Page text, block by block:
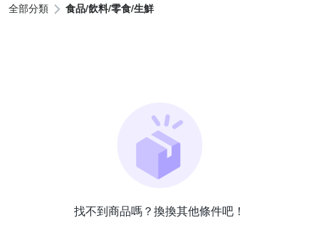
全部分類 食品/飲料/零食/生鮮
找不到商品嗎？換換其他條件吧！